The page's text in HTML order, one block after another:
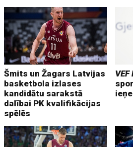
Šmits un Žagars Latvijas
basketbola izlases
kandidātu sarakstā
dalībai PK kvalifikācijas
spēlēs
VEF